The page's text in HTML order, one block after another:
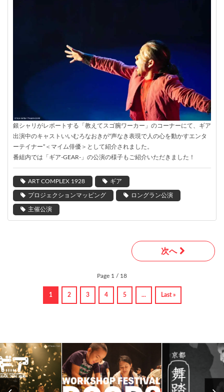
銀シャリがレポートする「教えてスゴ腕ワーカー」のコーナーにて、ギア
出演中のキャストいいむろなおきが“声なき表現で人の心を動かすエンタ
ーテイナー”＜マイム俳優＞として紹介されました。
番組内では「ギア-GEAR-」の公演の様子もご紹介いただきました！
ART COMPLEX 1928 ギア
プロジェクションマッピング ロングラン公演
主催公演
Page 1 / 18
1 2 3 4 5 ...
次へ
Last »